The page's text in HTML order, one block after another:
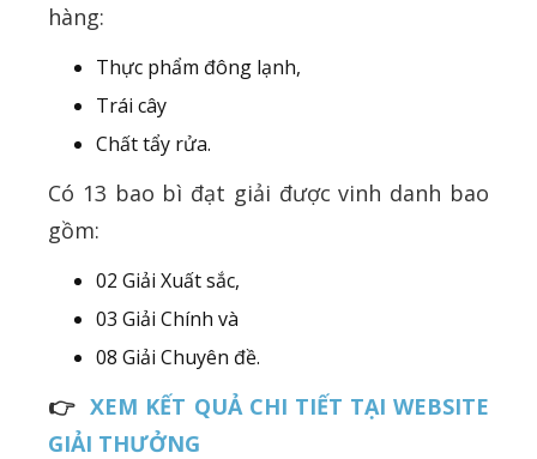
hàng:
Thực phẩm đông lạnh,
Trái cây
Chất tẩy rửa.
Có 13 bao bì đạt giải được vinh danh bao
gồm:
02 Giải Xuất sắc,
03 Giải Chính và
08 Giải Chuyên đề.
👉XEM KẾT QUẢ CHI TIẾT TẠI WEBSITE
GIẢI THƯỞNG